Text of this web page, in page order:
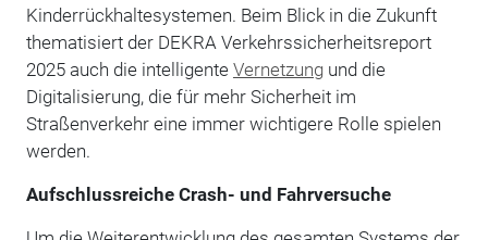
Kinderrückhaltesystemen. Beim Blick in die Zukunft
thematisiert der DEKRA Verkehrssicherheitsreport
2025 auch die intelligente Vernetzungund die
Digitalisierung, die für mehr Sicherheit im
Straßenverkehr eine immer wichtigere Rolle spielen
werden.
Aufschlussreiche Crash- und Fahrversuche